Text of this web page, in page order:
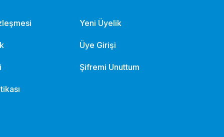
Yeni Üyelik
Üye Girişi
Şifremi Unuttum